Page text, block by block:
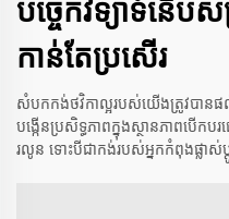
បច្ចេកវិទ្យាទំនើប
កាន់តែប្រសើរ
សំបកកង់ថវិកាល្អរបស់យើងត្រូវបាន
បង្កើនប្រសិទ្ធភាពក្នុងស្ថានភាពបើកប
រលូន ទោះបីជាកង់របស់អ្នកកំពុងផ្លា